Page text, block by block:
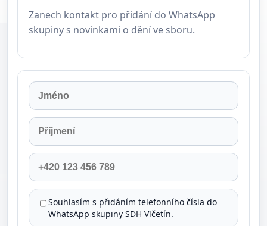
Zanech kontakt pro přidání do WhatsApp
skupiny s novinkami o dění ve sboru.
Jméno
Příjmení
Telefon
Souhlasím s přidáním telefonního čísla do
WhatsApp skupiny SDH Vlčetín.